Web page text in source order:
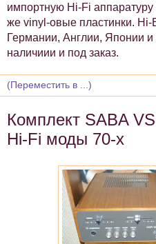
импортную Hi-Fi аппаратуру
же vinyl-овые пластинки. Hi-
Германии, Англии, Японии
наличиии и под заказ.
Комплект SABA
Hi-Fi моды 70-х